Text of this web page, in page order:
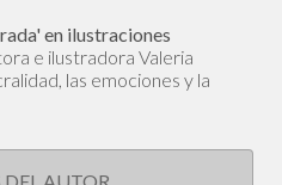
en ilustraciones
e ilustradora Valeria
las emociones y la
DEL AUTOR